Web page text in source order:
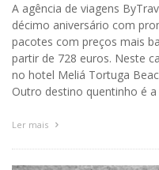
A agência de viagens
décimo aniversário com
pacotes com preços mais
partir de 728 euros. Neste
no hotel Meliá Tortuga
Outro destino quentinho é
Ler mais